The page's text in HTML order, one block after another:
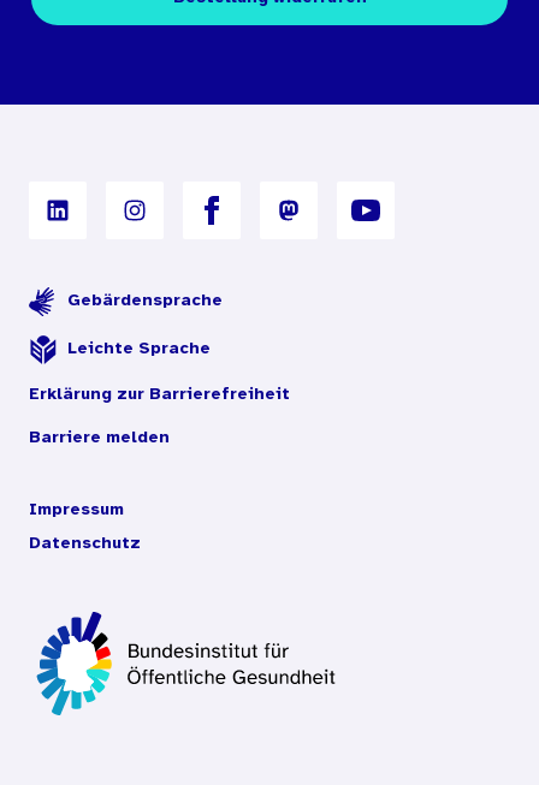
Digitales Archiv
Gebärdensprache
Leichte Sprache
Erklärung zur Barrierefreiheit
Barriere melden
Impressum
Datenschutz